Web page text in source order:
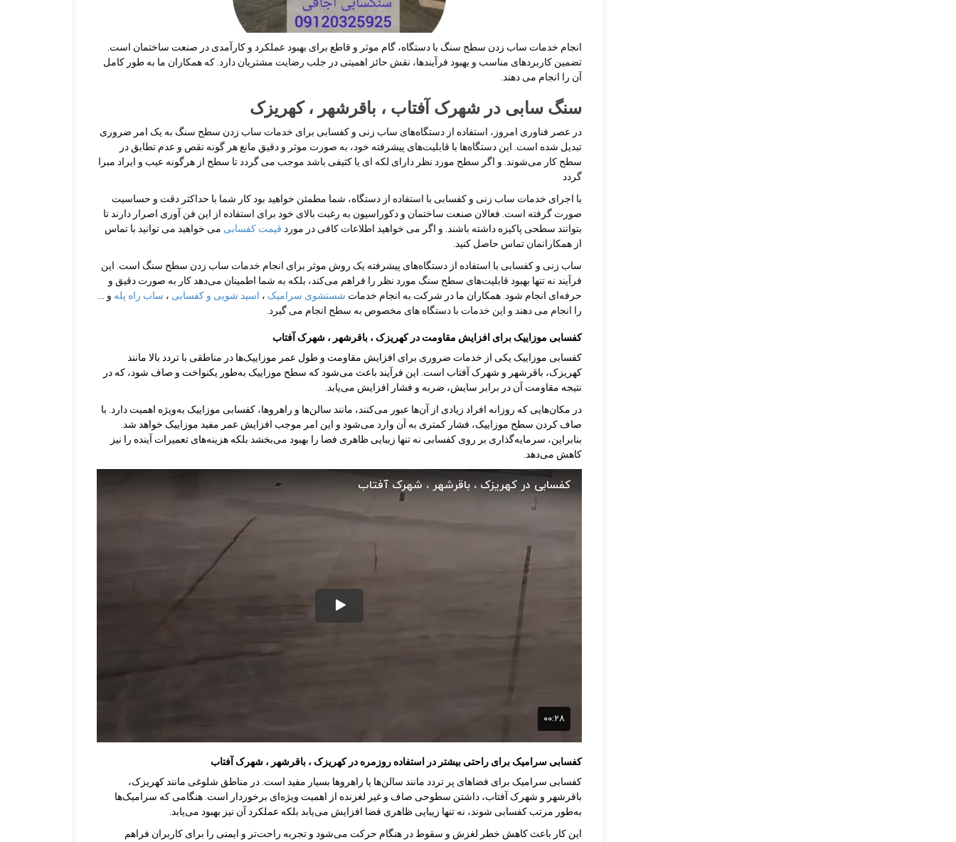
انجام خدمات ساب زدن سطح سنگ با دستگاه، گام موثر و قاطع برای بهبود عملکرد و کارآمدی در صنعت ساختمان است.
تضمین کاربردهای مناسب و بهبود فرآیندها، نقش حائز اهمیتی در جلب رضایت مشتریان دارد که همکاران ما به طور کامل
آن را انجام می دهند.
سنگ سابی در شهرک آفتاب ، باقرشهر ، کهریزک
در عصر فناوری امروز، استفاده از دستگاه‌های ساب زنی و کفسابی برای خدمات ساب زدن سطح سنگ به یک امر ضروری
تبدیل شده است. این دستگاه‌ها با قابلیت‌های پیشرفته خود، به صورت موثر و دقیق مانع هر گونه نقص و عدم تطابق در
سطح کار می‌شوند و اگر سطح مورد نظر دارای لکه ای یا کثیفی باشد موجب می گردد تا سطح از هرگونه عیب و ایراد مبرا
گردد
با اجرای خدمات ساب زنی و کفسابی با استفاده از دستگاه، شما مطمئن خواهید بود کار شما با حداکثر دقت و حساسیت
صورت گرفته است. فعالان صنعت ساختمان و دکوراسیون به رغبت بالای خود برای استفاده از این فن آوری اصرار دارند تا
بتوانند سطحی پاکیزه داشته باشند. و اگر می خواهید اطلاعات کافی در مورد قیمت کفسابی می خواهید می توانید با تماس
از همکارانمان تماس حاصل کنید.
ساب زنی و کفسابی با استفاده از دستگاه‌های پیشرفته یک روش موثر برای انجام خدمات ساب زدن سطح سنگ است. این
فرآیند نه تنها بهبود قابلیت‌های سطح سنگ مورد نظر را فراهم می‌کند، بلکه به شما اطمینان می‌دهد کار به صورت دقیق و
حرفه‌ای انجام شود همکاران ما در شرکت به انجام خدمات شستشوی سرامیک ، اسید شویی و کفسابی ، ساب راه پله و …
را انجام می دهند و این خدمات با دستگاه های مخصوص به سطح انجام می گیرد.
کفسابی موزاییک برای افزایش مقاومت در کهریزک ، باقرشهر ، شهرک آفتاب
کفسابی موزاییک یکی از خدمات ضروری برای افزایش مقاومت و طول عمر موزاییک‌ها در مناطقی با تردد بالا مانند
کهریزک، باقرشهر و شهرک آفتاب است. این فرآیند باعث می‌شود که سطح موزاییک به‌طور یکنواخت و صاف شود، که در
نتیجه مقاومت آن در برابر سایش، ضربه و فشار افزایش می‌یابد.
در مکان‌هایی که روزانه افراد زیادی از آن‌ها عبور می‌کنند، مانند سالن‌ها و راهروها، کفسابی موزاییک به‌ویژه اهمیت دارد. با
صاف کردن سطح موزاییک، فشار کمتری به آن وارد می‌شود و این امر موجب افزایش عمر مفید موزاییک خواهد شد.
بنابراین، سرمایه‌گذاری بر روی کفسابی نه تنها زیبایی ظاهری فضا را بهبود می‌بخشد بلکه هزینه‌های تعمیرات آینده را نیز
کاهش می‌دهد.
کفسابی سرامیک برای راحتی بیشتر در استفاده روزمره در کهریزک ، باقرشهر ، شهرک آفتاب
کفسابی سرامیک برای فضاهای پر تردد مانند سالن‌ها یا راهروها بسیار مفید است. در مناطق شلوغی مانند کهریزک،
باقرشهر و شهرک آفتاب، داشتن سطوحی صاف و غیر لغزنده از اهمیت ویژه‌ای برخوردار است. هنگامی که سرامیک‌ها
به‌طور مرتب کفسابی شوند، نه تنها زیبایی ظاهری فضا افزایش می‌یابد بلکه عملکرد آن نیز بهبود می‌یابد.
این کار باعث کاهش خطر لغزش و سقوط در هنگام حرکت می‌شود و تجربه راحت‌تر و ایمنی را برای کاربران فراهم